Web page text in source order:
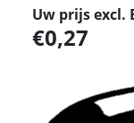
Uw prijs excl.
0,27